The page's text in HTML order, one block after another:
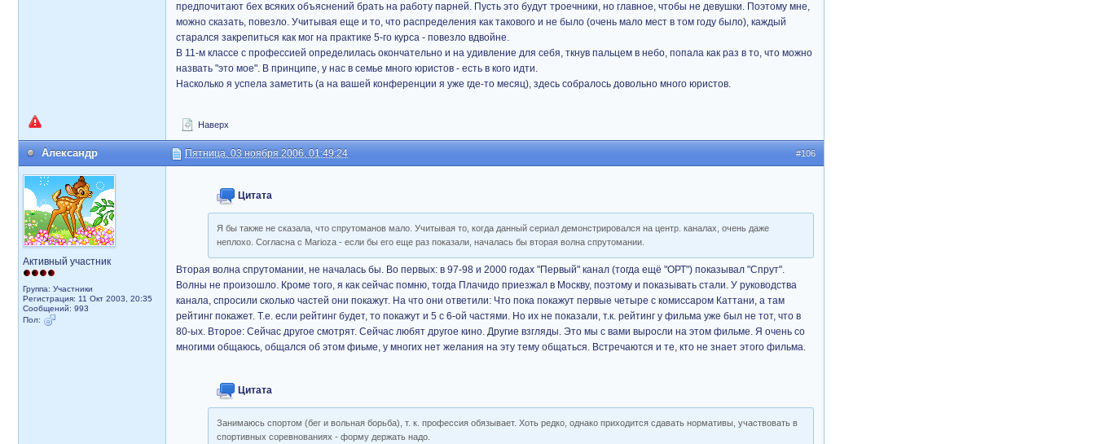
предпочитают бех всяких объяснений брать на работу парней. Пусть это будут троечники, но главное, чтобы не девушки. Поэтому мне,
можно сказать, повезло. Учитывая еще и то, что распределения как такового и не было (очень мало мест в том году было), каждый
старался закрепиться как мог на практике 5-го курса - повезло вдвойне.
В 11-м классе с профессией определилась окончательно и на удивление для себя, ткнув пальцем в небо, попала как раз в то, что можно
назвать "это мое". В принципе, у нас в семье много юристов - есть в кого идти.
Насколько я успела заметить (а на вашей конференции я уже где-то месяц), здесь собралось довольно много юристов.
Наверх
#106
Александр Пятница, 03 ноября 2006, 01:49:24
Активный участник
Группа: Участники
Регистрация: 11 Окт 2003, 20:35
Сообщений: 993
Пол:
Цитата
Я бы также не сказала, что спрутоманов мало. Учитывая то, когда данный сериал демонстрировался на центр. каналах, очень даже
неплохо. Согласна с Marioza - если бы его еще раз показали, началась бы вторая волна спрутомании.
Вторая волна спрутомании, не началась бы. Во первых: в 97-98 и 2000 годах "Первый" канал (тогда ещё "ОРТ") показывал "Спрут".
Волны не произошло. Кроме того, я как сейчас помню, тогда Плачидо приезжал в Москву, поэтому и показывать стали. У руководства
канала, спросили сколько частей они покажут. На что они ответили: Что пока покажут первые четыре с комиссаром Каттани, а там
рейтинг покажет. Т.е. если рейтинг будет, то покажут и 5 с 6-ой частями. Но их не показали, т.к. рейтинг у фильма уже был не тот, что в
80-ых. Второе: Сейчас другое смотрят. Сейчас любят другое кино. Другие взгляды. Это мы с вами выросли на этом фильме. Я очень со
многими общаюсь, общался об этом фиьме, у многих нет желания на эту тему общаться. Встречаются и те, кто не знает этого фильма.
Цитата
Занимаюсь спортом (бег и вольная борьба), т. к. профессия обязывает. Хоть редко, однако приходится сдавать нормативы, участвовать в
спортивных соревнованиях - форму держать надо.